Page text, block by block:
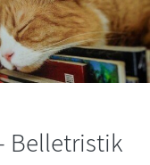
Belletristik